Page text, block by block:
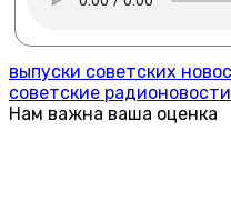
выпуски советских
советские радионовости
Нам важна ваша оценка